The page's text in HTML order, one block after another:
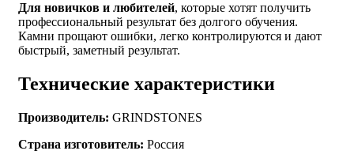
Для новичков и любителей, которые хотят получить
профессиональный результат без долгого обучения.
Камни прощают ошибки, легко контролируются и дают
быстрый, заметный результат.
Технические характеристики
Производитель: GRINDSTONES
Страна изготовитель: Россия